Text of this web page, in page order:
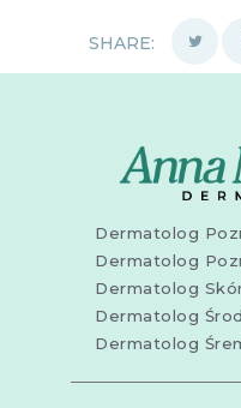
SHARE:
Dermatolog
Dermatolog
Dermatolog
Dermatolog
Dermatolog